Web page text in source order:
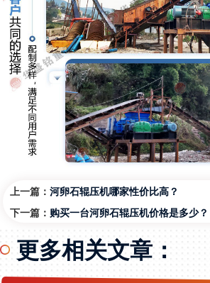
上一篇：河卵石辊压机哪家性价比高？
下一篇： 购买一台河卵石辊压机价格是多少？
更多相关文章：